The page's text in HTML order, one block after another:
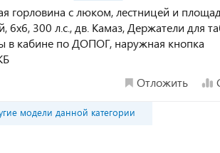
горловина с люком, лестницей и
300 л.с., дв. Камаз, Держатели для
в кабине по ДОПОГ, наружная кнопка
Отложить
модели данной категории